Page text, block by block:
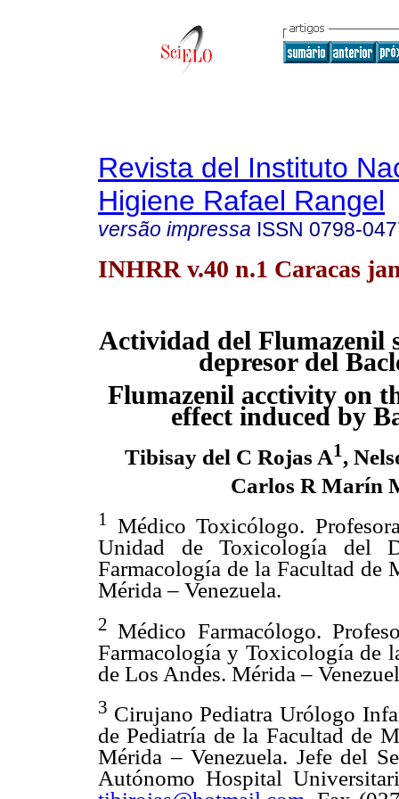
Revista del Instituto
Higiene Rafael Rangel
versão impressa ISSN 0798-
INHRR v.40 n.1 Caracas
Actividad del Flumazenil
depresor del
Flumazenil acctivity on
effect induced by
Tibisay del C Rojas A1,
Carlos R Marín
1 Médico Toxicólogo.
Unidad de Toxicología del
Farmacología de la Facultad de
Mérida – Venezuela.
2Médico Farmacólogo.
Farmacología y Toxicología de
de Los Andes. Mérida –
3 Cirujano Pediatra Urólogo
de Pediatría de la Facultad de
Mérida – Venezuela. Jefe del
Autónomo Hospital